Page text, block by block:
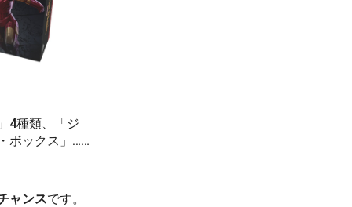
4種類、「ジ
ボックス」……
ャンスです。